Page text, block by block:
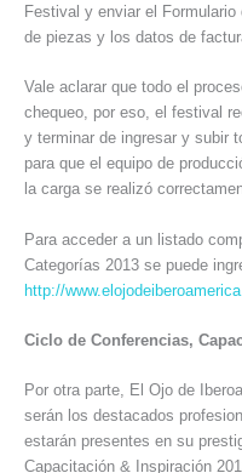
Festival y enviar el
de piezas y los datos de
Vale aclarar que todo el
chequeo, por eso, el festival
y terminar de ingresar y subir
para que el equipo de
la carga se realizó
Para acceder a un listado
Categorías 2013 se puede
http://
Ciclo de Conferencias,
Por otra parte, El Ojo de
serán los destacados
estarán presentes en su
Capacitación & Inspiración